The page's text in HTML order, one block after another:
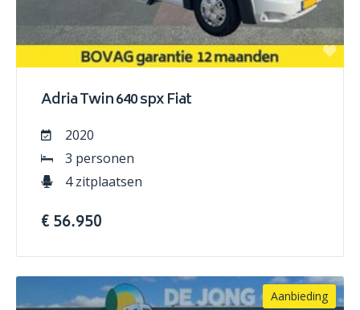
Adria Twin 640 spx Fiat
2020
3 personen
4 zitplaatsen
€ 56.950
Aanbieding